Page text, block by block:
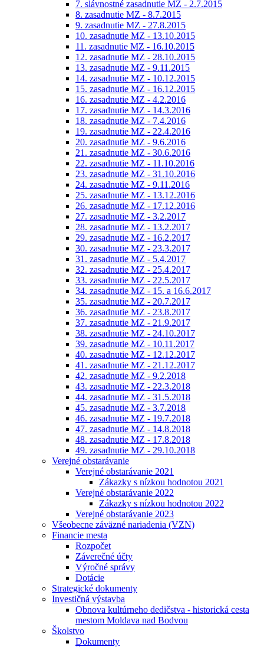
7. slávnostné zasadnutie MZ - 2.7.2015
8. zasadnutie MZ - 8.7.2015
9. zasadnutie MZ - 27.8.2015
10. zasadnutie MZ - 13.10.2015
11. zasadnutie MZ - 16.10.2015
12. zasadnutie MZ - 28.10.2015
13. zasadnutie MZ - 9.11.2015
14. zasadnutie MZ - 10.12.2015
15. zasadnutie MZ - 16.12.2015
16. zasadnutie MZ - 4.2.2016
17. zasadnutie MZ - 14.3.2016
18. zasadnutie MZ - 7.4.2016
19. zasadnutie MZ - 22.4.2016
20. zasadnutie MZ - 9.6.2016
21. zasadnutie MZ - 30.6.2016
22. zasadnutie MZ - 11.10.2016
23. zasadnutie MZ - 31.10.2016
24. zasadnutie MZ - 9.11.2016
25. zasadnutie MZ - 13.12.2016
26. zasadnutie MZ - 17.12.2016
27. zasadnutie MZ - 3.2.2017
28. zasadnutie MZ - 13.2.2017
29. zasadnutie MZ - 16.2.2017
30. zasadnutie MZ - 23.3.2017
31. zasadnutie MZ - 5.4.2017
32. zasadnutie MZ - 25.4.2017
33. zasadnutie MZ - 22.5.2017
34. zasadnutie MZ - 15. a 16.6.2017
35. zasadnutie MZ - 20.7.2017
36. zasadnutie MZ - 23.8.2017
37. zasadnutie MZ - 21.9.2017
38. zasadnutie MZ - 24.10.2017
39. zasadnutie MZ - 10.11.2017
40. zasadnutie MZ - 12.12.2017
41. zasadnutie MZ - 21.12.2017
42. zasadnutie MZ - 9.2.2018
43. zasadnutie MZ - 22.3.2018
44. zasadnutie MZ - 31.5.2018
45. zasadnutie MZ - 3.7.2018
46. zasadnutie MZ - 19.7.2018
47. zasadnutie MZ - 14.8.2018
48. zasadnutie MZ - 17.8.2018
49. zasadnutie MZ - 29.10.2018
Verejné obstarávanie
Verejné obstarávanie 2021
Zákazky s nízkou hodnotou 2021
Verejné obstarávanie 2022
Zákazky s nízkou hodnotou 2022
Verejné obstarávanie 2023
Všeobecne záväzné nariadenia (VZN)
Financie mesta
Rozpočet
Záverečné účty
Výročné správy
Dotácie
Strategické dokumenty
Investičná výstavba
Obnova kultúrneho dedičstva - historická cesta
mestom Moldava nad Bodvou
Školstvo
Dokumenty